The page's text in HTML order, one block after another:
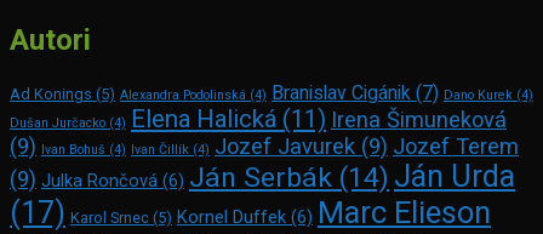
Autori
Ad Konings (5) Alexandra Podolinská (4) Branislav Cigánik (7) Dano Kurek (4)
Dušan Jurčacko (4) Elena Halická (11) Irena Šimuneková
(9)
Ivan Bohuš (4) Ivan Čillík (4) Jozef Javurek (9) Jozef Terem
(9) Julka Rončová (6) Ján Serbák (14) Ján Urda
(17) Karol Srnec (5) Kornel Duffek (6) Marc Elie­son